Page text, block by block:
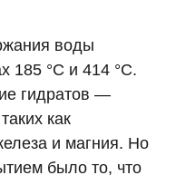
воды
185 °C и 414 °C.
гидратов —
как
и магния. Но
было то, что